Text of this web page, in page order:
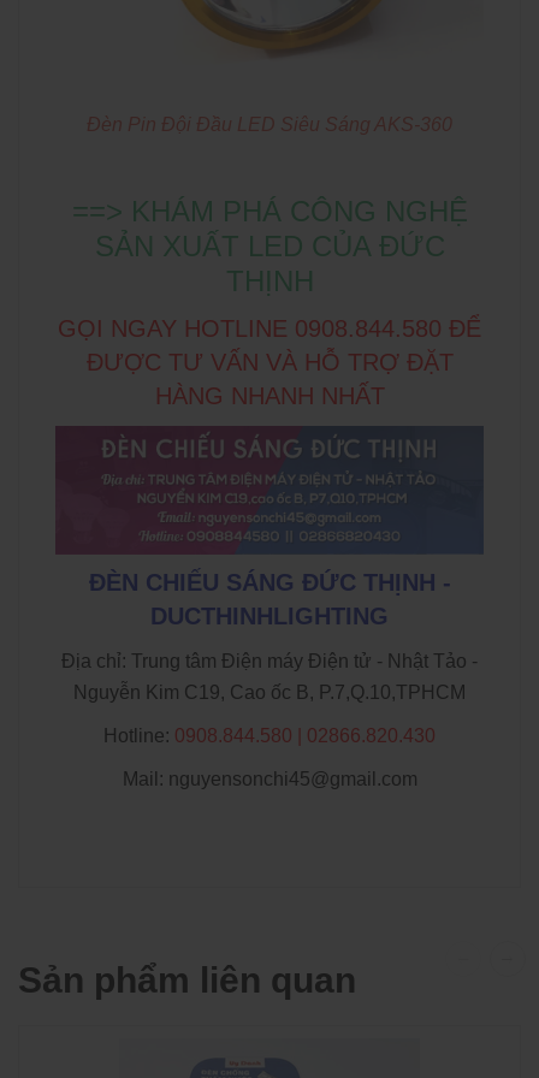
Đèn Pin Đội Đầu LED Siêu Sáng AKS-360
==> KHÁM PHÁ CÔNG NGHỆ
SẢN XUẤT LED CỦA ĐỨC
THỊNH
GỌI NGAY HOTLINE 0908.844.580 ĐỂ
ĐƯỢC TƯ VẤN VÀ HỖ TRỢ ĐẶT
HÀNG NHANH NHẤT
ĐÈN CHIẾU SÁNG ĐỨC THỊNH -
DUCTHINHLIGHTING
Địa chỉ: Trung tâm Điện máy Điện tử - Nhật Tảo -
Nguyễn Kim C19, Cao ốc B, P.7,Q.10,TPHCM
Hotline: 0908.844.580 | 02866.820.430
Mail: nguyensonchi45@gmail.com
Sản phẩm liên quan